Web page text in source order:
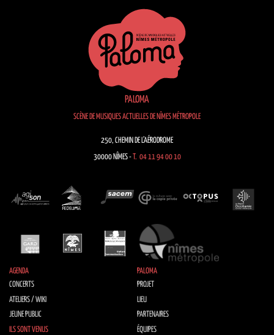
PALOMA
SCÈNE DE MUSIQUES ACTUELLES DE NÎMES MÉTROPOLE
250, CHEMIN DE L’AÉRODROME
30000 NÎMES -T. 04 11 94 00 10
AGENDA
CONCERTS
ATELIERS / WIKI
JEUNE PUBLIC
ILS SONT VENUS
PALOMA
PROJET
LIEU
PARTENAIRES
ÉQUIPES